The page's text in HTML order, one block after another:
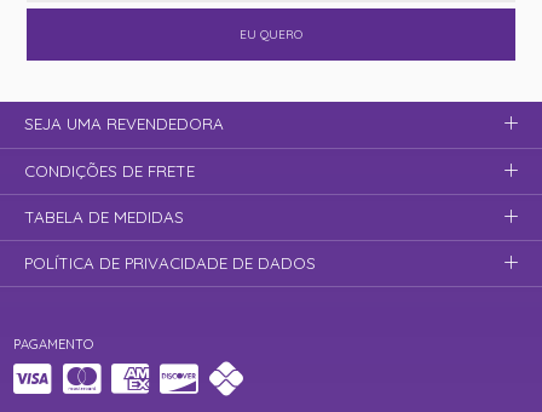
EU QUERO
PAGAMENTO
SEJA UMA REVENDEDORA
CONDIÇÕES DE FRETE
TABELA DE MEDIDAS
POLÍTICA DE PRIVACIDADE DE DADOS